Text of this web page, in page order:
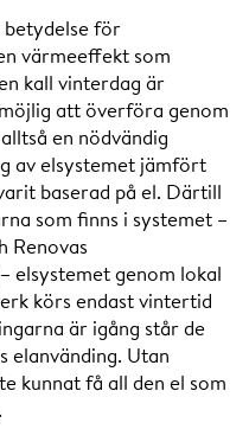
betydelse för
värmeeffekt som
kall vinterdag är
att överföra genom
en nödvändig
av elsystemet jämfört
baserad på el. Därtill
som finns i systemet –
Renovas
elsystemet genom lokal
körs endast vintertid
är igång står de
elanvänding. Utan
kunnat få all den el som